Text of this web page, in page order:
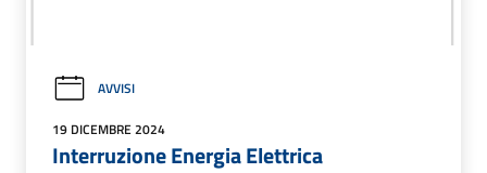
AVVISI
19 DICEMBRE 2024
Interruzione Energia Elettrica